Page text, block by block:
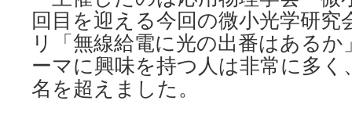
回目を迎える今回の微小光学研
リ「無線給電に光の出番はある
ーマに興味を持つ人は非常に多く
名を超えました。